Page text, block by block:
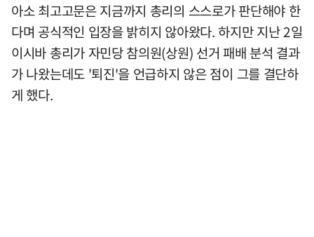
아소 최고고문은 지금까지 총리의 스스로가 판단해야 한
다며 공식적인 입장을 밝히지 않아왔다. 하지만 지난 2일
이시바 총리가 자민당 참의원(상원) 선거 패배 분석 결과
가 나왔는데도 '퇴진'을 언급하지 않은 점이 그를 결단하
게 했다.